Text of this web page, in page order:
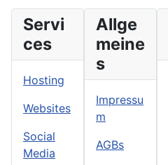
Servi
ces
Hosting
Websites
Social
Media
Allge
meine
s
Impressu
m
AGBs